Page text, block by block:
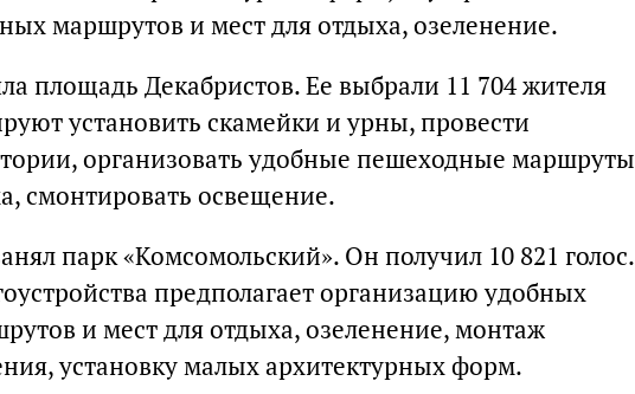
маршрутов и мест для отдыха, озеленение.
площадь Декабристов. Ее выбрали 11 704 жителя
установить скамейки и урны, провести
организовать удобные пешеходные маршруты
смонтировать освещение.
парк «Комсомольский». Он получил 10 821 голос.
предполагает организацию удобных
и мест для отдыха, озеленение, монтаж
установку малых архитектурных форм.